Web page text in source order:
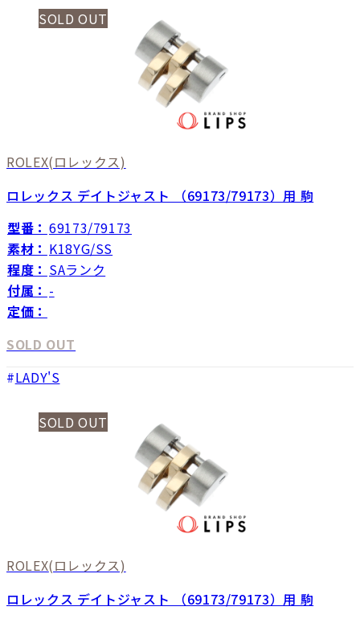
SOLD OUT
ROLEX(ロレックス)
ロレックス デイトジャスト （69173/79173）用 駒
型番： 69173/79173
素材： K18YG/SS
程度： SAランク
付属： -
定価：
SOLD OUT
LADY'S
SOLD OUT
ROLEX(ロレックス)
ロレックス デイトジャスト （69173/79173）用 駒